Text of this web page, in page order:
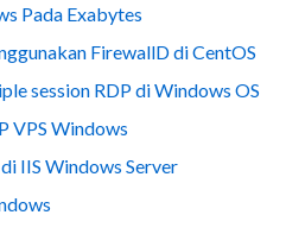
Pada Exabytes
FirewallD di CentOS
session RDP di Windows OS
VPS Windows
IIS Windows Server